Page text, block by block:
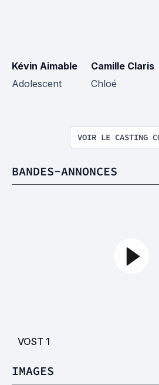
Kévin Aimable
Adolescent
Camille Claris
Chloé
VOIR LE CASTING
BANDES-ANNONCES
VOST 1
IMAGES